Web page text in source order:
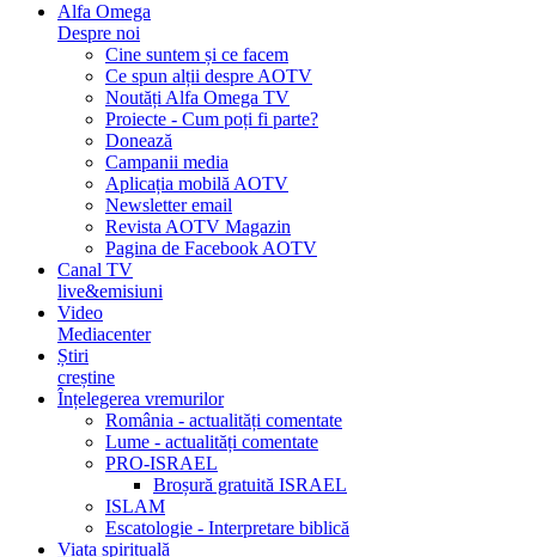
Alfa Omega
Despre noi
Cine suntem și ce facem
Ce spun alții despre AOTV
Noutăți Alfa Omega TV
Proiecte - Cum poți fi parte?
Donează
Campanii media
Aplicația mobilă AOTV
Newsletter email
Revista AOTV Magazin
Pagina de Facebook AOTV
Canal TV
live&emisiuni
Video
Mediacenter
Știri
creștine
Înțelegerea vremurilor
România - actualități comentate
Lume - actualități comentate
PRO-ISRAEL
Broșură gratuită ISRAEL
ISLAM
Escatologie - Interpretare biblică
Viața spirituală